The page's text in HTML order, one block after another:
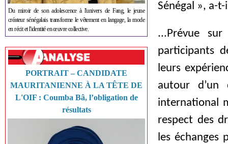
Du miroir de son adolescence à l'univers de Fang, le jeune
créateur sénégalais transforme le vêtement en langage, la mode
en récit et l'identité en œuvre collective.
PORTRAIT – CANDIDATE
MAURITANIENNE À LA TÊTE DE
L'OIF : Coumba Bâ, l’obligation de
résultats
Sénégal », a-
...Prévue
participants
leurs
autour d’un
international
respect des
les échanges